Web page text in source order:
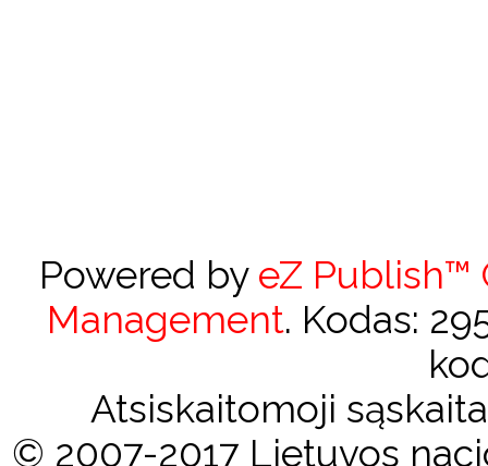
Powered by eZ Publish™
Management. Kodas:
Atsiskaitomoji
© 2007-2017 Lietuvos